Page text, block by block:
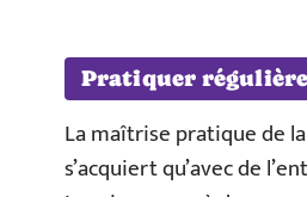
Pratiquer
La maîtrise pratique de
s’acquiert qu’avec de